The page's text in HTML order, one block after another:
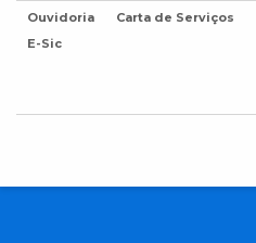
Ouvidoria Carta de Serviços
E-Sic